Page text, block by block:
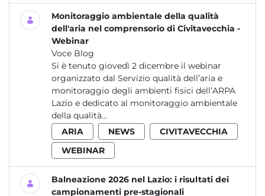
Monitoraggio ambientale della qualità
dell'aria nel comprensorio di Civitavecchia -
Webinar
Voce Blog
Si è tenuto giovedì 2 dicembre il webinar
organizzato dal Servizio qualità dell’aria e
monitoraggio degli ambienti fisici dell’ARPA
Lazio e dedicato al monitoraggio ambientale
della qualità...
ARIA
NEWS
CIVITAVECCHIA
WEBINAR
Balneazione 2026 nel Lazio: i risultati dei
campionamenti pre-stagionali